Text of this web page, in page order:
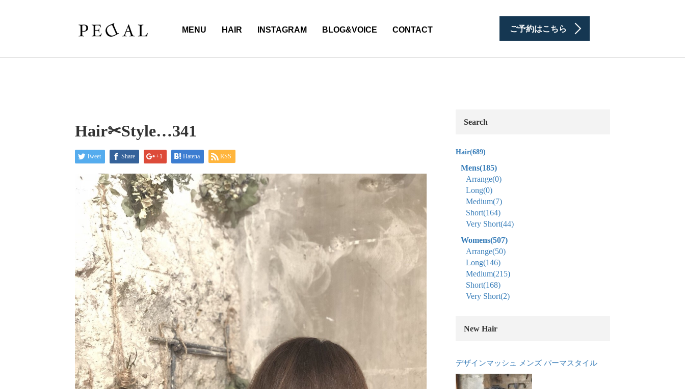
MENU HAIR INSTAGRAM BLOG&VOICE CONTACT ご予約はこちら
Hair✂︎Style…341
Tweet Share +1 Hatena RSS
Search
Hair(689)
Mens(185)
Arrange(0)
Long(0)
Medium(7)
Short(164)
Very Short(44)
Womens(507)
Arrange(50)
Long(146)
Medium(215)
Short(168)
Very Short(2)
New Hair
デザインマッシュ メンズ パーマスタイル